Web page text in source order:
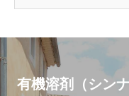
有機溶剤（シン